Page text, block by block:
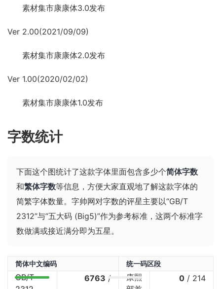
素材集市康康体3.0发布
Ver 2.00(2021/09/09)
素材集市康康体2.0发布
Ver 1.00(2020/02/02)
素材集市康康体1.0发布
字数统计
下面这个图统计了这款字体里面包含多少个简体字数
和繁体字数等信息，方便大家直观地了解这款字体的
简繁字体数量。字帅网对字数的评星主要以“GB/T
2312”与“五大码 (Big5)”作为参考标准，这两个标准字
数做满或接近满分即为五星。
简体中文编码 统一码区段
GB/T
6763 /
康熙
0 / 214